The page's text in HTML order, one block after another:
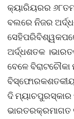
କ୍ୟାରିୟରର
ବଲରେ ନିଜର
ଅର୍ଦ୍ଧଶତକ
ବେଳେ
ଦି
ଭାରତରକ୍ରମାଗତ